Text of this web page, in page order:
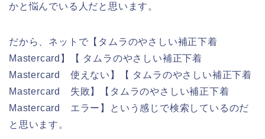
かと悩んでいる人だと思います。
だから、ネットで【タムラのやさしい補正下着
Mastercard】【 タムラのやさしい補正下着
Mastercard 使えない】【 タムラのやさしい補正下着
Mastercard 失敗】【タムラのやさしい補正下着
Mastercard エラー】という感じで検索しているのだ
と思います。